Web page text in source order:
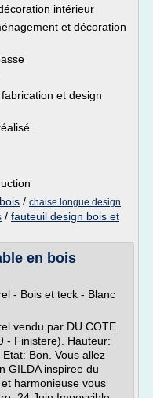
intérieur
et décoration
et design
/ chaise longue design
/ fauteuil design bois et
en bois
- Bois et teck - Blanc
vendu par DU COTE
- Finistere). Hauteur:
Bon. Vous allez
GILDA inspiree du
harmonieuse vous